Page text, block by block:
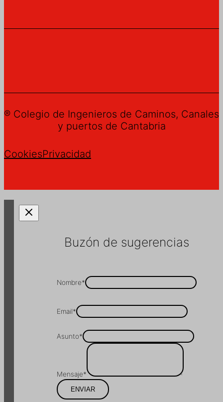
® Colegio de Ingenieros de Caminos, Canales
y puertos de Cantabria
CookiesPrivacidad
Buzón de sugerencias
Nombre*
Email*
Asunto*
Mensaje*
ENVIAR